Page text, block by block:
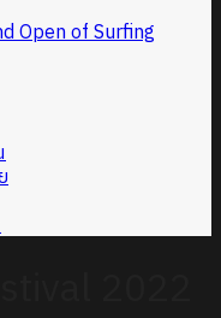
Open of Surfing